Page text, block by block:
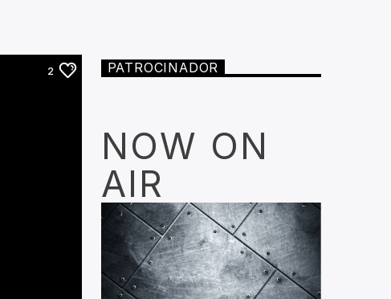
2 PATROCINADOR
NOW ON
AIR